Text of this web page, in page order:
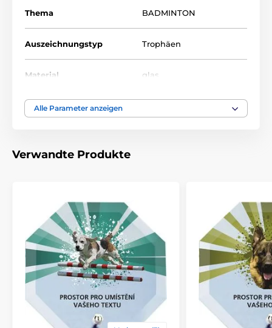
Thema BADMINTON
Auszeichnungstyp Trophäen
Material glas
Bedruckung des
Emblems
Farbiger UV-HQ-Druck
Alle Parameter anzeigen
Verwandte Produkte